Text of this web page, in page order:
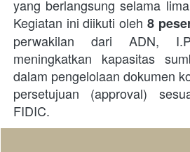
yang berlangsung selama
Kegiatan ini diikuti oleh 8
perwakilan dari ADN,
meningkatkan kapasitas
dalam pengelolaan dokumen
persetujuan (approval)
FIDIC.